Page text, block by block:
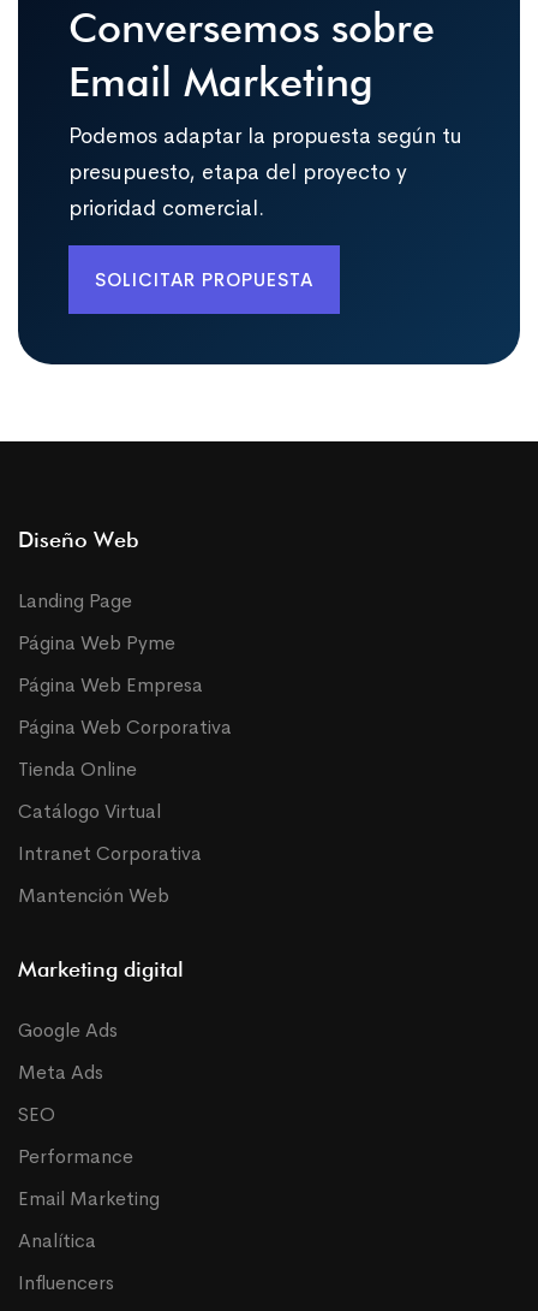
Conversemos sobre
Email Marketing
Podemos adaptar la propuesta según tu
presupuesto, etapa del proyecto y
prioridad comercial.
SOLICITAR PROPUESTA
Diseño Web
Landing Page
Página Web Pyme
Página Web Empresa
Página Web Corporativa
Tienda Online
Catálogo Virtual
Intranet Corporativa
Mantención Web
Marketing digital
Google Ads
Meta Ads
SEO
Performance
Email Marketing
Analítica
Influencers